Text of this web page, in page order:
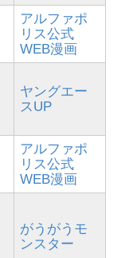
アルファポ
リス公式
WEB漫画
ヤングエー
スUP
アルファポ
リス公式
WEB漫画
がうがうモ
ンスター